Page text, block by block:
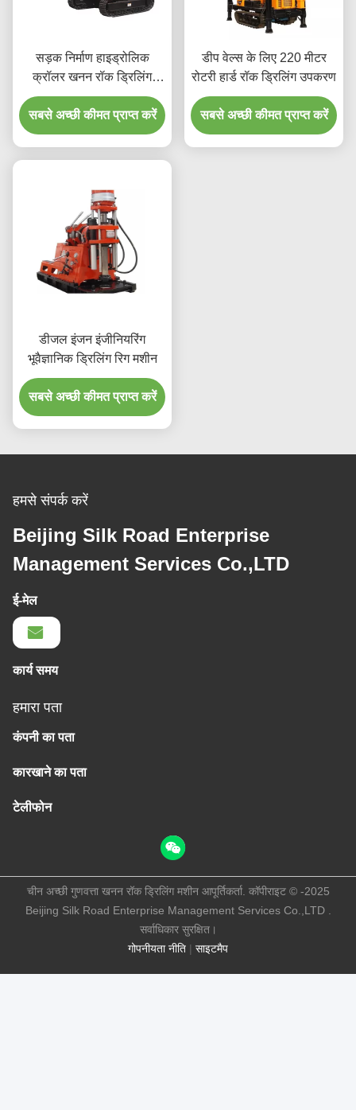
सड़क निर्माण हाइड्रोलिक
क्रॉलर खनन रॉक ड्रिलिंग
मशीन
सबसे अच्छी कीमत प्राप्त करें
डीप वेल्स के लिए 220 मीटर
रोटरी हार्ड रॉक ड्रिलिंग उपकरण
सबसे अच्छी कीमत प्राप्त करें
डीजल इंजन इंजीनियरिंग
भूवैज्ञानिक ड्रिलिंग रिग मशीन
सबसे अच्छी कीमत प्राप्त करें
हमसे संपर्क करें
Beijing Silk Road Enterprise
Management Services Co.,LTD
ई-मेल
कार्य समय
हमारा पता
कंपनी का पता
कारखाने का पता
टेलीफोन
गोपनीयता नीति | साइटमैप
चीन अच्छी गुणवत्ता खनन रॉक ड्रिलिंग मशीन आपूर्तिकर्ता. कॉपीराइट © -2025
Beijing Silk Road Enterprise Management Services Co.,LTD .
सर्वाधिकार सुरक्षित।